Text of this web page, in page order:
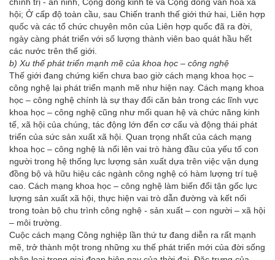
chính trị - an ninh, Cộng đồng kinh tế và Cộng đồng văn hóa xã
hội; Ở cấp độ toàn cầu, sau Chiến tranh thế giới thứ hai, Liên hợp
quốc và các tổ chức chuyên môn của Liên hợp quốc đã ra đời,
ngày càng phát triển với số lượng thành viên bao quát hầu hết
các nước trên thế giới.
b) Xu thế phát triển mạnh mẽ của khoa học – công nghệ
Thế giới đang chứng kiến chưa bao giờ cách mạng khoa học –
công nghệ lại phát triển mạnh mẽ như hiện nay. Cách mạng khoa
học – công nghệ chính là sự thay đổi căn bản trong các lĩnh vực
khoa học – công nghệ cũng như mối quan hệ và chức năng kinh
tế, xã hội của chúng, tác động lớn đến cơ cấu và động thái phát
triển của sức sản xuất xã hội. Quan trọng nhất của cách mạng
khoa học – công nghệ là nổi lên vai trò hàng đầu của yếu tố con
người trong hệ thống lực lượng sản xuất dựa trên việc vận dụng
đồng bộ và hữu hiệu các ngành công nghệ có hàm lượng trí tuệ
cao. Cách mạng khoa học – công nghệ làm biến đổi tận gốc lực
lượng sản xuất xã hội, thực hiện vai trò dẫn đường và kết nối
trong toàn bộ chu trình công nghệ - sản xuất – con người – xã hội
– môi trường.
Cuộc cách mạng Công nghiệp lần thứ tư đang diễn ra rất mạnh
mẽ, trở thành một trong những xu thế phát triển mới của đời sống